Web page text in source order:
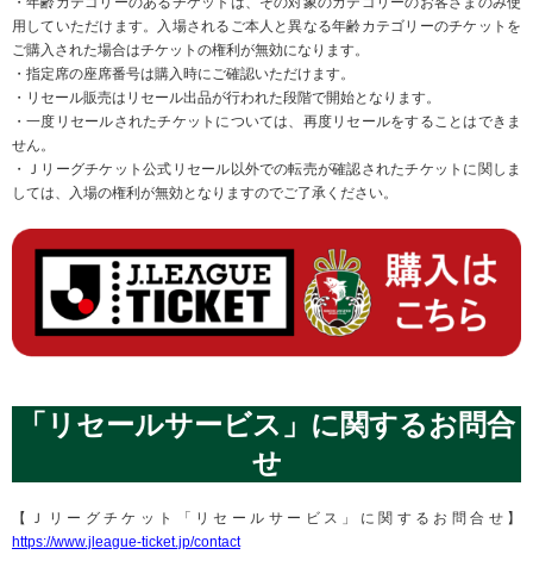
用していただけます。入場されるご本人と異なる年齢カテゴリーのチケットを
ご購入された場合はチケットの権利が無効になります。
・指定席の座席番号は購入時にご確認いただけます。
・リセール販売はリセール出品が行われた段階で開始となります。
・一度リセールされたチケットについては、再度リセールをすることはできま
せん。
・Ｊリーグチケット公式リセール以外での転売が確認されたチケットに関しま
しては、入場の権利が無効となりますのでご了承ください。
「リセールサービス」に関するお問合
せ
【Ｊリーグチケット「リセールサービス」に関するお問合せ】
https://www.jleague-ticket.jp/contact